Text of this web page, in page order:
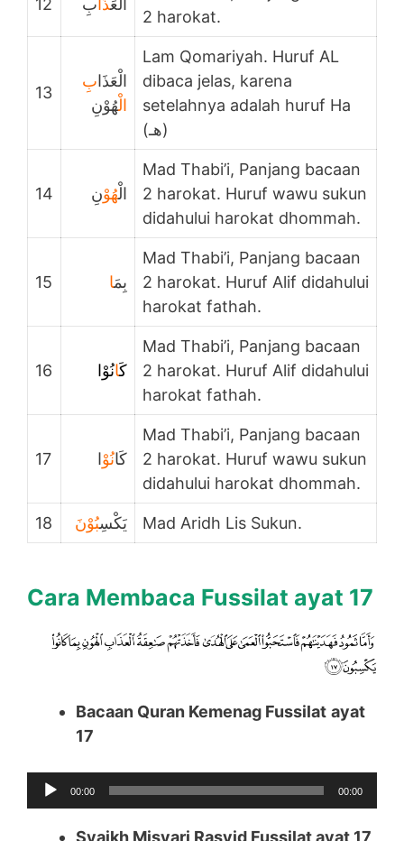
12 الْعَذَا بِ
2 harokat.
13
الْعَذَابِ
الْهُوْنِ
Lam Qomariyah. Huruf AL
dibaca jelas, karena
setelahnya adalah huruf Ha
(هـ)
14 الْهُوْنِ
Mad Thabi’i, Panjang bacaan
2 harokat. Huruf wawu sukun
didahului harokat dhommah.
15 بِمَا
Mad Thabi’i, Panjang bacaan
2 harokat. Huruf Alif didahului
harokat fathah.
16 كَانُوْا
Mad Thabi’i, Panjang bacaan
2 harokat. Huruf Alif didahului
harokat fathah.
17 كَانُوْا
Mad Thabi’i, Panjang bacaan
2 harokat. Huruf wawu sukun
didahului harokat dhommah.
18 يَكْسِبُوْنَ Mad Aridh Lis Sukun.
Cara Membaca Fussilat ayat 17
Bacaan Quran Kemenag Fussilat ayat
17
Audio
Player
00:00 00:00
Syaikh Misyari Rasyid Fussilat ayat 17